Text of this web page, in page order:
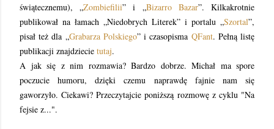
świątecznemu), „Zombiefilii” i „Bizarro Bazar”. Kilkakrotnie
publikował na łamach „Niedobrych Literek” i portalu „Szortal”,
pisał też dla „Grabarza Polskiego” i czasopisma QFant. Pełną listę
publikacji znajdziecie tutaj.
A jak się z nim rozmawia? Bardzo dobrze. Michał ma spore
poczucie humoru, dzięki czemu naprawdę fajnie nam się
gaworzyło. Ciekawi? Przeczytajcie poniższą rozmowę z cyklu "Na
fejsie z...".